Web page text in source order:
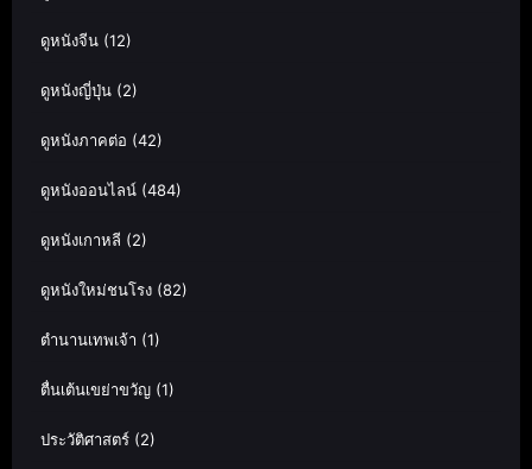
ดูหนังจีน (12)
ดูหนังญี่ปุ่น (2)
ดูหนังภาคต่อ (42)
ดูหนังออนไลน์ (484)
ดูหนังเกาหลี (2)
ดูหนังใหม่ชนโรง (82)
ตำนานเทพเจ้า (1)
ตื่นเต้นเขย่าขวัญ (1)
ประวัติศาสตร์ (2)